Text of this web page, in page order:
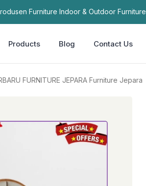
Furniture Indoor & Outdoor Furniture
Products Blog Contact Us
JATI TERBARU FURNITURE JEPARA Furniture Jepara